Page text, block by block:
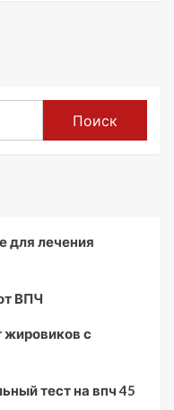
Поиск
для лечения
ВПЧ
жировиков с
тест на впч 45